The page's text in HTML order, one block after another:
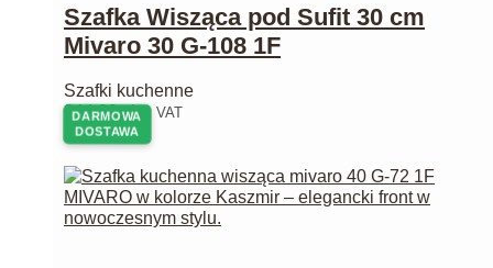
DARMOWA
DOSTAWA
Szafka Wisząca pod Sufit 30 cm
Mivaro 30 G-108 1F
Szafki kuchenne
244,00zł z VAT